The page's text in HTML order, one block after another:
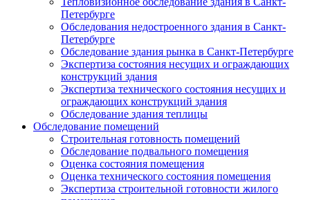
Петербурге
Обследования недостроенного здания в Санкт-
Петербурге
Обследование здания рынка в Санкт-Петербурге
Экспертиза состояния несущих и ограждающих
конструкций здания
Экспертиза технического состояния несущих и
ограждающих конструкций здания
Обследование здания теплицы
Обследование помещений
Строительная готовность помещений
Обследование подвального помещения
Оценка состояния помещения
Оценка технического состояния помещения
Экспертиза строительной готовности жилого